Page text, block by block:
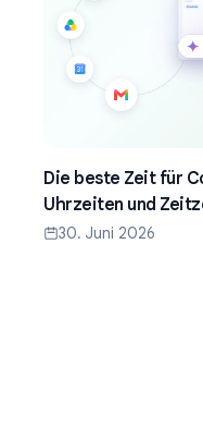
Die beste Zeit für
Uhrzeiten und
30. Juni 2026